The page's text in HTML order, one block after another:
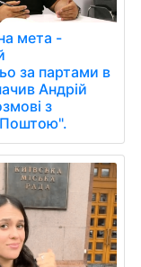
мета -
за партами в
Андрій
з
Поштою".